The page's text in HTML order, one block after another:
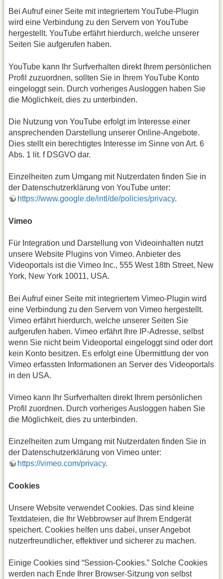
Bei Aufruf einer Seite mit integriertem YouTube-Plugin
wird eine Verbindung zu den Servern von YouTube
hergestellt. YouTube erfährt hierdurch, welche unserer
Seiten Sie aufgerufen haben.
YouTube kann Ihr Surfverhalten direkt Ihrem persönlichen
Profil zuzuordnen, sollten Sie in Ihrem YouTube Konto
eingeloggt sein. Durch vorheriges Ausloggen haben Sie
die Möglichkeit, dies zu unterbinden.
Die Nutzung von YouTube erfolgt im Interesse einer
ansprechenden Darstellung unserer Online-Angebote.
Dies stellt ein berechtigtes Interesse im Sinne von Art. 6
Abs. 1 lit. f DSGVO dar.
Einzelheiten zum Umgang mit Nutzerdaten finden Sie in
der Datenschutzerklärung von YouTube unter:
https://www.google.de/intl/de/policies/privacy.
Vimeo
Für Integration und Darstellung von Videoinhalten nutzt
unsere Website Plugins von Vimeo. Anbieter des
Videoportals ist die Vimeo Inc., 555 West 18th Street, New
York, New York 10011, USA.
Bei Aufruf einer Seite mit integriertem Vimeo-Plugin wird
eine Verbindung zu den Servern von Vimeo hergestellt.
Vimeo erfährt hierdurch, welche unserer Seiten Sie
aufgerufen haben. Vimeo erfährt Ihre IP-Adresse, selbst
wenn Sie nicht beim Videoportal eingeloggt sind oder dort
kein Konto besitzen. Es erfolgt eine Übermittlung der von
Vimeo erfassten Informationen an Server des Videoportals
in den USA.
Vimeo kann Ihr Surfverhalten direkt Ihrem persönlichen
Profil zuordnen. Durch vorheriges Ausloggen haben Sie
die Möglichkeit, dies zu unterbinden.
Einzelheiten zum Umgang mit Nutzerdaten finden Sie in
der Datenschutzerklärung von Vimeo unter:
https://vimeo.com/privacy.
Cookies
Unsere Website verwendet Cookies. Das sind kleine
Textdateien, die Ihr Webbrowser auf Ihrem Endgerät
speichert. Cookies helfen uns dabei, unser Angebot
nutzerfreundlicher, effektiver und sicherer zu machen.
Einige Cookies sind “Session-Cookies.” Solche Cookies
werden nach Ende Ihrer Browser-Sitzung von selbst